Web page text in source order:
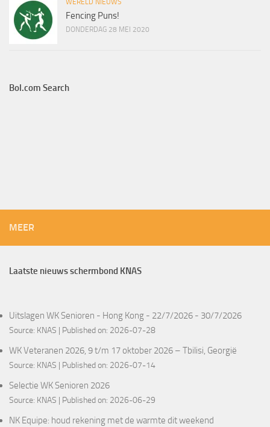
WERELD NIEUWS
Fencing Puns!
DONDERDAG 28 MEI 2020
Bol.com Search
MEER
Laatste nieuws schermbond KNAS
Uitslagen WK Senioren - Hong Kong - 22/7/2026 - 30/7/2026
Source: KNAS Published on: 2026-07-28
WK Veteranen 2026, 9 t/m 17 oktober 2026 – Tbilisi, Georgië
Source: KNAS Published on: 2026-07-14
Selectie WK Senioren 2026
Source: KNAS Published on: 2026-06-29
NK Equipe: houd rekening met de warmte dit weekend